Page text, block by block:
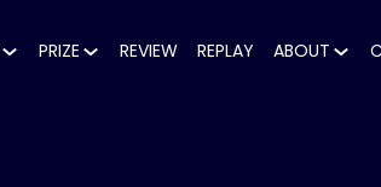
PRIZE REVIEW REPLAY ABOUT